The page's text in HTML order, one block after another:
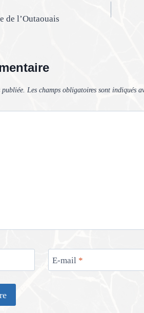
de l’Outaouais
publiée. Les champs obligatoires sont indiqués
E-mail *